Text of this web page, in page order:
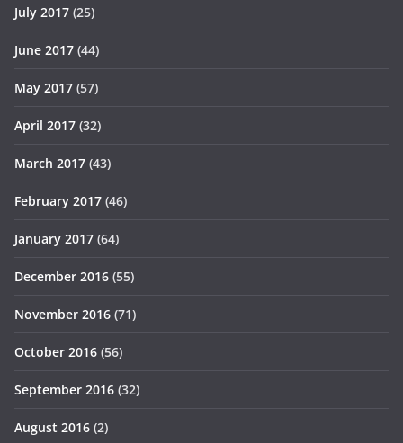
July 2017 (25)
June 2017 (44)
May 2017 (57)
April 2017 (32)
March 2017 (43)
February 2017 (46)
January 2017 (64)
December 2016 (55)
November 2016 (71)
October 2016 (56)
September 2016 (32)
August 2016 (2)